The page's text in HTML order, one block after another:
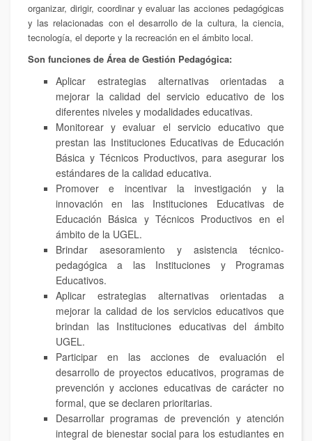
organizar, dirigir, coordinar y evaluar las acciones pedagógicas
y las relacionadas con el desarrollo de la cultura, la ciencia,
tecnología, el deporte y la recreación en el ámbito local.
Son funciones de Área de Gestión Pedagógica:
Aplicar estrategias alternativas orientadas a
mejorar la calidad del servicio educativo de los
diferentes niveles y modalidades educativas.
Monitorear y evaluar el servicio educativo que
prestan las Instituciones Educativas de Educación
Básica y Técnicos Productivos, para asegurar los
estándares de la calidad educativa.
Promover e incentivar la investigación y la
innovación en las Instituciones Educativas de
Educación Básica y Técnicos Productivos en el
ámbito de la UGEL.
Brindar asesoramiento y asistencia técnico-
pedagógica a las Instituciones y Programas
Educativos.
Aplicar estrategias alternativas orientadas a
mejorar la calidad de los servicios educativos que
brindan las Instituciones educativas del ámbito
UGEL.
Participar en las acciones de evaluación el
desarrollo de proyectos educativos, programas de
prevención y acciones educativas de carácter no
formal, que se declaren prioritarias.
Desarrollar programas de prevención y atención
integral de bienestar social para los estudiantes en